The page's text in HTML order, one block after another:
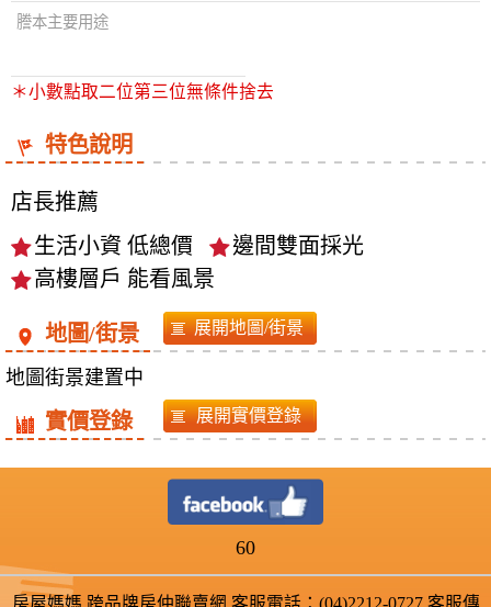
謄本主要用途
＊小數點取二位第三位無條件捨去
特色說明
店長推薦
生活小資 低總價
邊間雙面採光
高樓層戶 能看風景
地圖/街景
地圖街景建置中
實價登錄
60